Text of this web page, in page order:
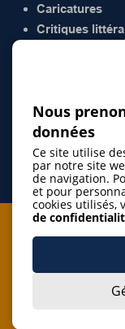
Caricatures
Critiques
Je
J’accepte de
Nous
données
Ce site utilise
par notre site
de navigation.
et pour
cookies utilisés,
de